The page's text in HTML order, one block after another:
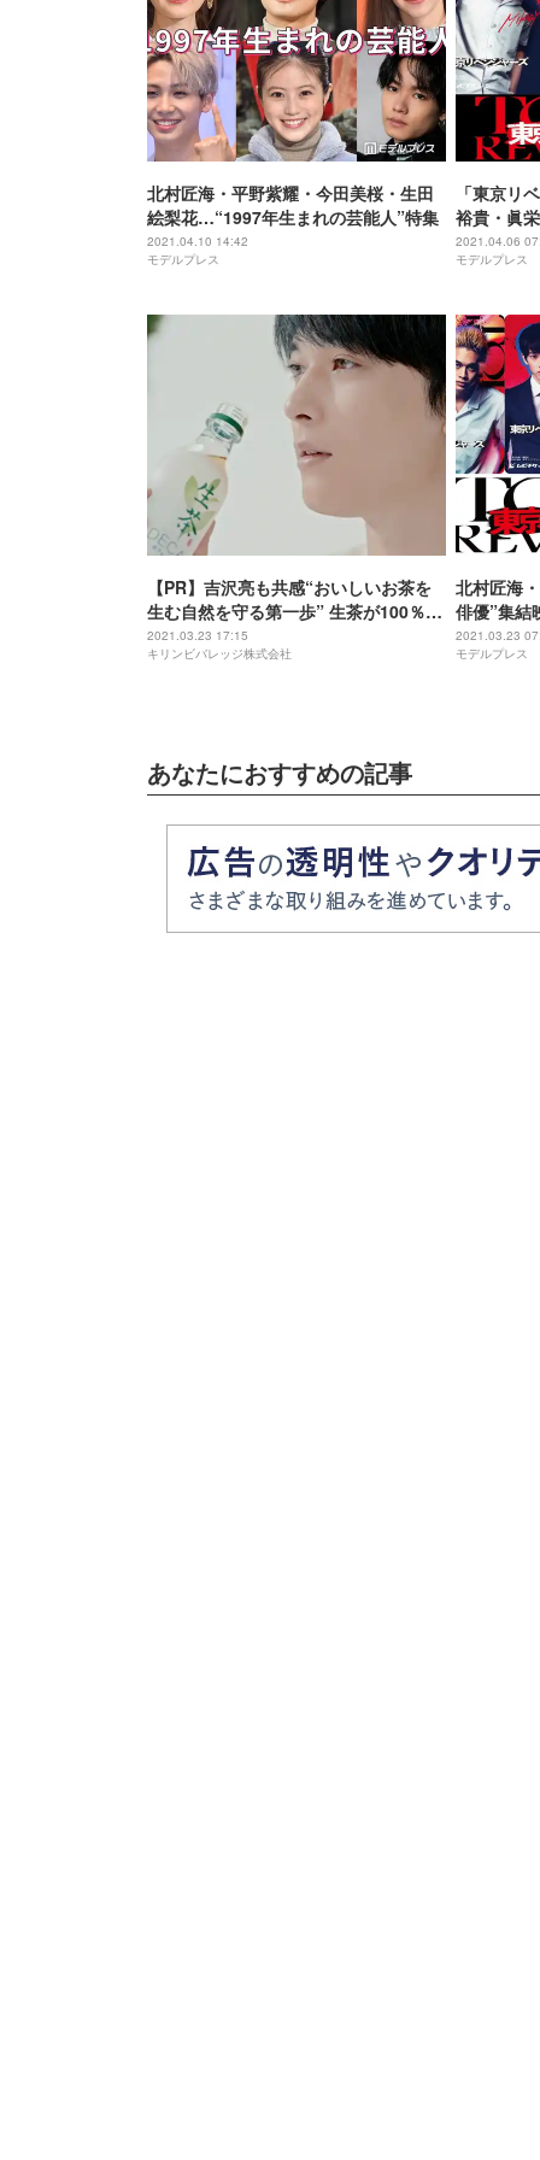
北村匠海・平野紫耀・今田美桜・生田
絵梨花…“1997年生まれの芸能人”特集
2021.04.10 14:42
モデルプレス
「東京リ
裕貴・眞
チケビジ
2021.04.06
モデルプレス
【PR】吉沢亮も共感“おいしいお茶を
生む自然を守る第一歩” 生茶が100％リ
サイクルペットボトルの導入を拡大＜
WEB限定動画公開＞
2021.03.23 17:15
キリンビバレッジ株式会社
北村匠海
俳優”集結
ュアル決
2021.03.23
モデルプレス
あなたにおすすめの記事